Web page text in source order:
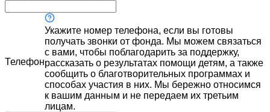
Телефон
Укажите номер телефона, если вы готовы
получать звонки от фонда. Мы можем связаться
с вами, чтобы поблагодарить за поддержку,
рассказать о результатах помощи детям, а также
сообщить о благотворительных программах и
способах участия в них. Мы бережно относимся
к вашим данным и не передаем их третьим
лицам.